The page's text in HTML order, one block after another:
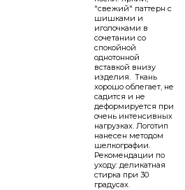
"свежий" паттерн с
шишками и
иголочками в
сочетании со
спокойной
однотонной
вставкой внизу
изделия. Ткань
хорошо облегает, не
садится и не
деформируется при
очень интенсивных
нагрузках. Логотип
нанесен методом
шелкографии.
Рекомендации по
уходу: деликатная
стирка при 30
градусах.